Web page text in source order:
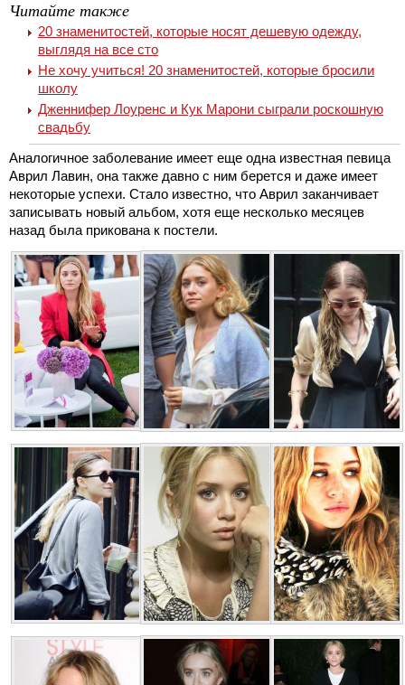
Читайте также
20 знаменитостей, которые носят дешевую одежду,
выглядя на все сто
Не хочу учиться! 20 знаменитостей, которые бросили
школу
Дженнифер Лоуренс и Кук Марони сыграли роскошную
свадьбу
Аналогичное заболевание имеет еще одна известная певица
Аврил Лавин, она также давно с ним берется и даже имеет
некоторые успехи. Стало известно, что Аврил заканчивает
записывать новый альбом, хотя еще несколько месяцев
назад была прикована к постели.